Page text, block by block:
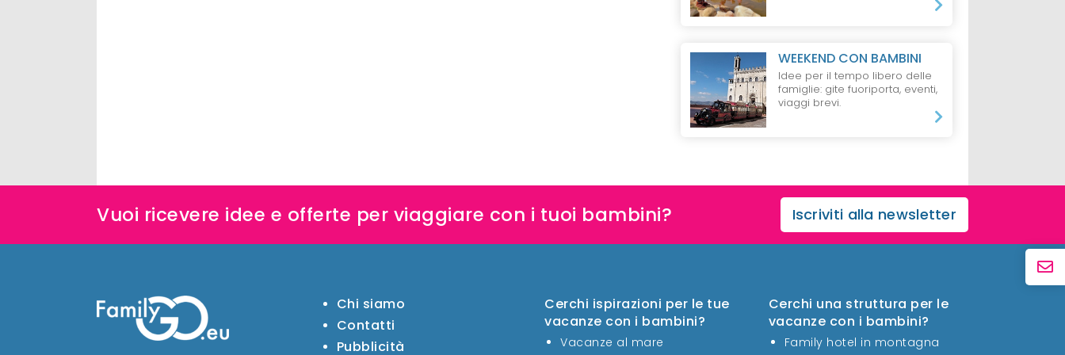
WEEKEND CON BAMBINI
Idee per il tempo libero delle
famiglie: gite fuoriporta, eventi,
viaggi brevi.
Vuoi ricevere idee e offerte per viaggiare con i tuoi bambini? Iscriviti alla newsletter
Chi siamo
Contatti
Pubblicità
Cerchi ispirazioni per le tue
vacanze con i bambini?
Vacanze al mare
Cerchi una struttura per le
vacanze con i bambini?
Family hotel in montagna